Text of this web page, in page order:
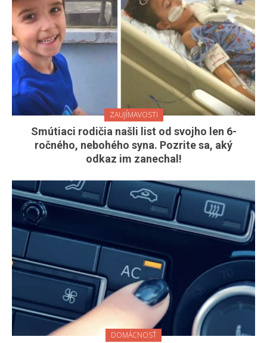
ZAUJÍMAVOSTI
Smútiaci rodičia našli list od svojho len 6-
ročného, nebohého syna. Pozrite sa, aký
odkaz im zanechal!
DOMÁCNOSŤ